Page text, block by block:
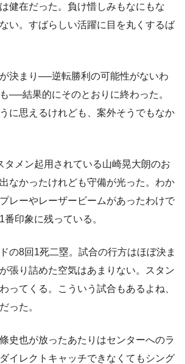
健在だった。負け惜しみもなにもな
い。すばらしい活躍に目を丸くするば
決まり──逆転勝利の可能性がないわ
──結果的にそのとおりに終わった。
に思えるけれども、案外そうでもなか
タメン起用されている山崎晃大朗のお
なかったけれども守備が光った。わか
レーやレーザービームがあったわけで
印象に残っている。
の8回1死二塁。試合の行方はほぼ決ま
張り詰めた空気はあまりない。スタン
ってくる。こういう試合もあるよね、
った。
史也が放ったあたりはセンターへのラ
イレクトキャッチできなくてもシング